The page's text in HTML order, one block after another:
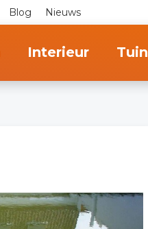
Blog Nieuws
Interieur Tuin